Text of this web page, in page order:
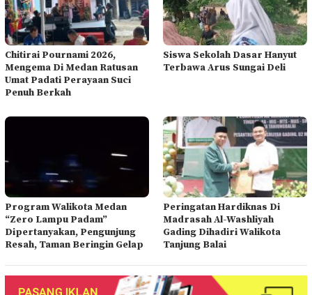
Chitirai Pournami 2026,
Mengema Di Medan Ratusan
Umat Padati Perayaan Suci
Penuh Berkah
Siswa Sekolah Dasar Hanyut
Terbawa Arus Sungai Deli
Program Walikota Medan
“Zero Lampu Padam”
Dipertanyakan, Pengunjung
Resah, Taman Beringin Gelap
Peringatan Hardiknas Di
Madrasah Al-Washliyah
Gading Dihadiri Walikota
Tanjung Balai